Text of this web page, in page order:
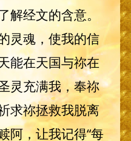
解经文的含意。
灵魂，使我的信
能在天国与祢在
灵充满我，奉祢
求祢拯救我脱离
阿，让我记得“每